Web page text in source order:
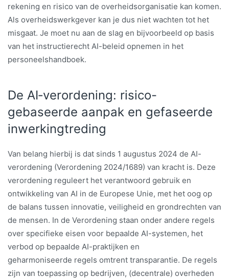
rekening en risico van de overheidsorganisatie kan komen.
Als overheidswerkgever kan je dus niet wachten tot het
misgaat. Je moet nu aan de slag en bijvoorbeeld op basis
van het instructierecht AI-beleid opnemen in het
personeelshandboek.
De AI‑verordening: risico-
gebaseerde aanpak en gefaseerde
inwerkingtreding
Van belang hierbij is dat sinds 1 augustus 2024 de AI-
verordening (Verordening 2024/1689) van kracht is. Deze
verordening reguleert het verantwoord gebruik en
ontwikkeling van AI in de Europese Unie, met het oog op
de balans tussen innovatie, veiligheid en grondrechten van
de mensen. In de Verordening staan onder andere regels
over specifieke eisen voor bepaalde AI-systemen, het
verbod op bepaalde AI-praktijken en
geharmoniseerde regels omtrent transparantie. De regels
zijn van toepassing op bedrijven, (decentrale) overheden